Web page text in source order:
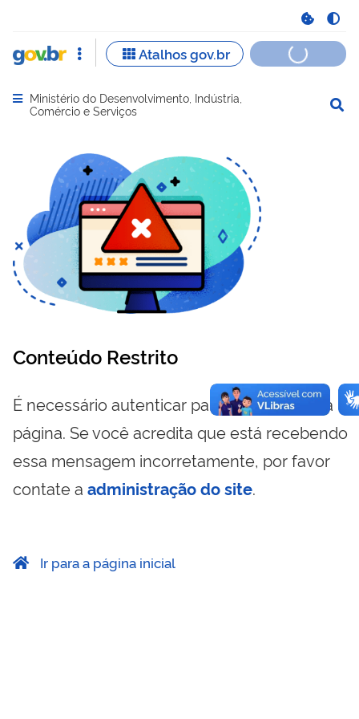
Abrir menu principal de navegação
Ministério do Desenvolvimento, Indústria,
Comércio e Serviços
Conteúdo Restrito
É necessário autenticar para visualizar essa
página. Se você acredita que está recebendo
essa mensagem incorretamente, por favor
contate a administração do site.
Ir para a página inicial